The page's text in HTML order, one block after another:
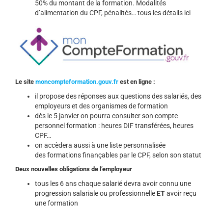
50% du montant de la formation. Modalités
d’alimentation du CPF, pénalités… tous les détails ici
Le sitemoncompteformation.gouv.fr est en ligne :
il propose des réponses aux questions des salariés, des
employeurs et des organismes de formation
dès le 5 janvier on pourra consulter son compte
personnel formation : heures DIF transférées, heures
CPF…
on accèdera aussi à une liste personnalisée
des formations finançables par le CPF, selon son statut
Deux nouvelles obligations de l’employeur
tous les 6 ans chaque salarié devra avoir connu une
progression salariale ou professionnelle ETavoir reçu
une formation